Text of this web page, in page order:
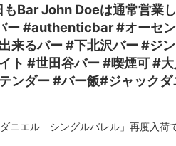
もBar John Doeは通常営業
ー #authenticbar #オーセ
来るバー #下北沢バー #ジ
ト #世田谷バー #喫煙可 #
ンダー #バー飯#ジャック
ニエル シングルバレル」再度入荷